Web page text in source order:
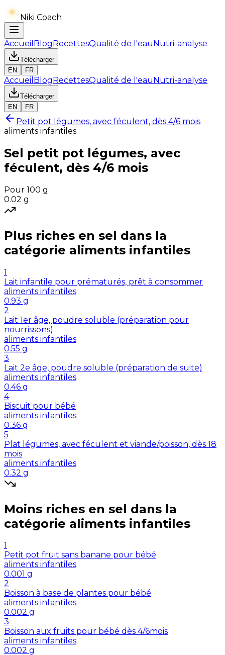
Niki Coach
Accueil BlogRecettesQualité de l'eauNutri-analyse
Télécharger
EN
FR
Accueil BlogRecettesQualité de l'eauNutri-analyse
Télécharger
EN
FR
Petit pot légumes, avec féculent, dès 4/6 mois
aliments infantiles
Sel petit pot légumes, avec
féculent, dès 4/6 mois
Pour 100 g
0.02 g
Plus riches en sel dans la
catégorie aliments infantiles
1
Lait infantile pour prématurés, prêt à consommer
aliments infantiles
0.93 g
2
Lait 1er âge, poudre soluble (préparation pour
nourrissons)
aliments infantiles
0.55 g
3
Lait 2e âge, poudre soluble (préparation de suite)
aliments infantiles
0.46 g
4
Biscuit pour bébé
aliments infantiles
0.36 g
5
Plat légumes, avec féculent et viande/poisson, dès 18
mois
aliments infantiles
0.32 g
Moins riches en sel dans la
catégorie aliments infantiles
1
Petit pot fruit sans banane pour bébé
aliments infantiles
0.001 g
2
Boisson à base de plantes pour bébé
aliments infantiles
0.002 g
3
Boisson aux fruits pour bébé dès 4/6mois
aliments infantiles
0.002 g